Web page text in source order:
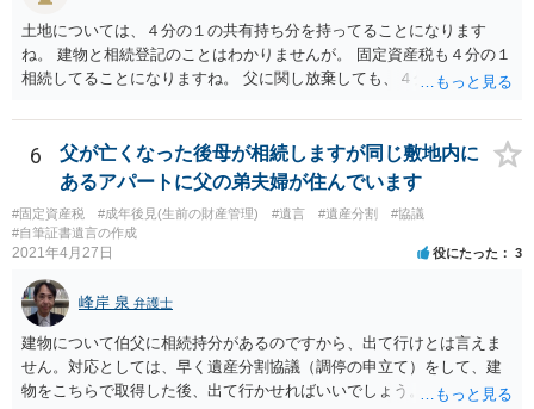
土地については、４分の１の共有持ち分を持ってることになります
ね。 建物と相続登記のことはわかりませんが。 固定資産税も４分の１
相続してることになりますね。 父に関し放棄しても、４分の１はあな
ば、単純承認にはならないでしょう。 役所にも話を通しておいた方が
いいでしょう。 あるいは、相続して売却しても、滞納に追いつかない
ですかね。
6
父が亡くなった後母が相続しますが同じ敷地内に
あるアパートに父の弟夫婦が住んでいます
#固定資産税 #成年後見(生前の財産管理) #遺言 #遺産分割
#協議
#自筆証書遺言の作成
2021年4月27日 役にたった 3
峰岸 泉 弁護士
建物について伯父に相続持分があるのですから、出て行けとは言えま
せん。対応としては、早く遺産分割協議（調停の申立て）をして、建
物をこちらで取得した後、出て行かせればいいでしょう。 建物の固定